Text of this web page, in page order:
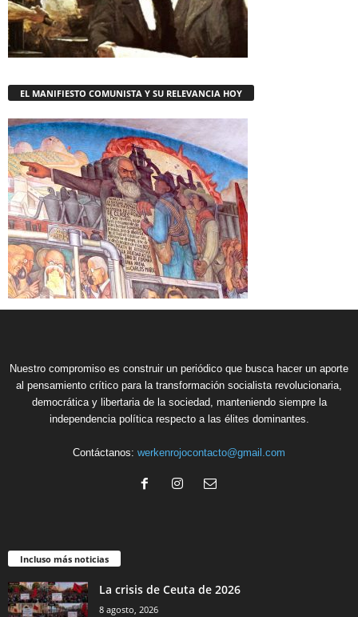
EL MANIFIESTO COMUNISTA Y SU RELEVANCIA HOY
Nuestro compromiso es construir un periódico que busca hacer un aporte
al pensamiento crítico para la transformación socialista revolucionaria,
democrática y libertaria de la sociedad, manteniendo siempre la
independencia política respecto a las élites dominantes.
Contáctanos: werkenrojocontacto@gmail.com
Incluso más noticias
La crisis de Ceuta de 2026
8 agosto, 2026